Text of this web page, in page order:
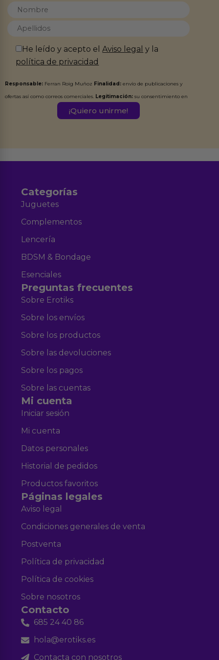
He leído y acepto elAviso legal y la
política de privacidad
Responsable: Ferran Roig Muñoz Finalidad: envío de publicaciones y
ofertas así como correos comerciales. Legitimación: su consentimiento en
Destinatarios:Ferran Roig Muñoz. Podrás ejercer tus
Categorías
Juguetes
Complementos
Lencería
BDSM & Bondage
Esenciales
Preguntas frecuentes
Sobre Erotiks
Sobre los envíos
Sobre los productos
Sobre las devoluciones
Sobre los pagos
Sobre las cuentas
Mi cuenta
Iniciar sesión
Mi cuenta
Datos personales
Historial de pedidos
Productos favoritos
Páginas legales
Aviso legal
Condiciones generales de venta
Postventa
Política de privacidad
Política de cookies
Sobre nosotros
Contacto
685 24 40 86
hola@erotiks.es
Contacta con nosotros